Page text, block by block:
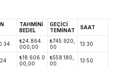
TAHMİNİ
BEDEL
GEÇİCİ
TEMİNAT
SAAT
₺24.864.
000,00
₺745.920,
00
13:30
₺18.606.0
00,00
₺558.180,
00
13:50